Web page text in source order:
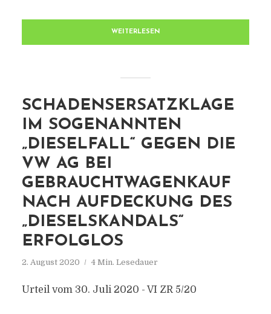
WEITERLESEN
SCHADENSERSATZKLAGE
IM SOGENANNTEN
„DIESELFALL“ GEGEN DIE
VW AG BEI
GEBRAUCHTWAGENKAUF
NACH AUFDECKUNG DES
„DIESELSKANDALS“
ERFOLGLOS
2. August 2020 4 Min. Lesedauer
Urteil vom 30. Juli 2020 - VI ZR 5/20